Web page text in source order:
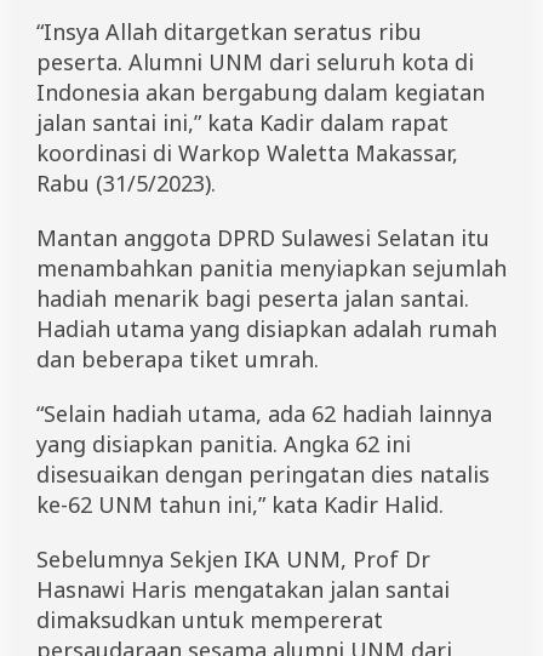
2
3
“Insya Allah ditargetkan seratus ribu
peserta. Alumni UNM dari seluruh kota di
Indonesia akan bergabung dalam kegiatan
jalan santai ini,” kata Kadir dalam rapat
koordinasi di Warkop Waletta Makassar,
Rabu (31/5/2023).
Mantan anggota DPRD Sulawesi Selatan itu
menambahkan panitia menyiapkan sejumlah
hadiah menarik bagi peserta jalan santai.
Hadiah utama yang disiapkan adalah rumah
dan beberapa tiket umrah.
“Selain hadiah utama, ada 62 hadiah lainnya
yang disiapkan panitia. Angka 62 ini
disesuaikan dengan peringatan dies natalis
ke-62 UNM tahun ini,” kata Kadir Halid.
Sebelumnya Sekjen IKA UNM, Prof Dr
Hasnawi Haris mengatakan jalan santai
dimaksudkan untuk mempererat
persaudaraan sesama alumni UNM dari